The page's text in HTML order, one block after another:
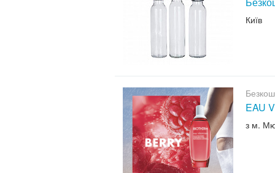
Київ
EAU
з м.